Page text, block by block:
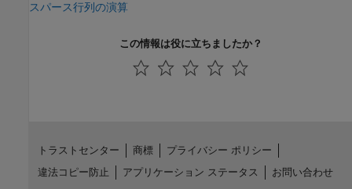
スパース行列の演算
この情報は役に立ちましたか？
トラストセンター 商標
プライバシー ポリシー
違法コピー防止
アプリケーション ステータス
お問い合わせ